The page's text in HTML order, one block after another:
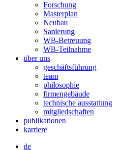
Forschung
Masterplan
Neubau
Sanierung
WB-Betreuung
WB-Teilnahme
über uns
geschäftsführung
team
philosophie
firmengebäude
technische ausstattung
mitgliedschaften
publikationen
karriere
de